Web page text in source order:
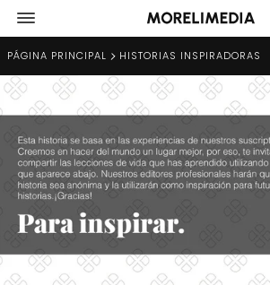
PÁGINA PRINCIPAL HISTORIAS INSPIRADORAS